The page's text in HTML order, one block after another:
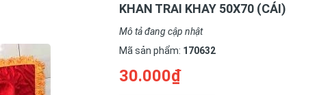
KHAN TRAI KHAY 50X70 (CÁI)
Mô tả đang cập nhật
Mã sản phẩm: 170632
30.000₫